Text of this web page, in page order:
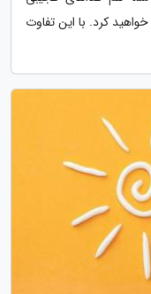
کرد. با این تفاوت